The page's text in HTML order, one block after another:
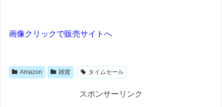
画像クリックで販売サイトへ
Amazon 雑貨 タイムセール
スポンサーリンク